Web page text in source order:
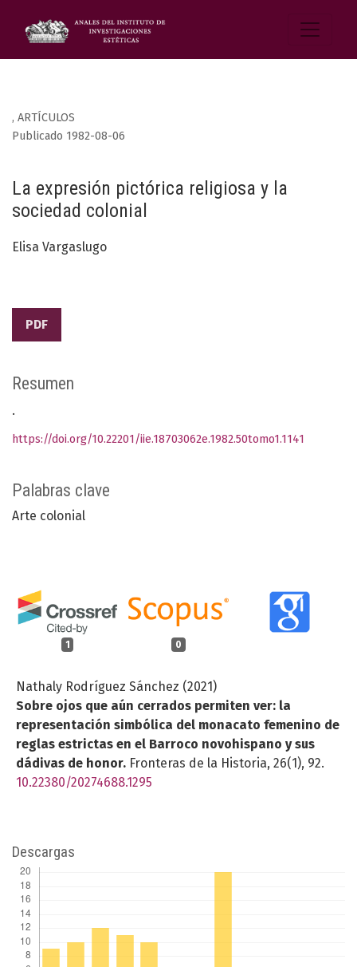
, ARTÍCULOS
La expresión pictórica religiosa y la
sociedad colonial
Publicado 1982-08-06
Elisa Vargaslugo
PDF
Palabras clave
Arte colonial
1 0
Nathaly Rodríguez Sánchez (2021)
Sobre ojos que aún cerrados permiten ver: la
representación simbólica del monacato femenino de
reglas estrictas en el Barroco novohispano y sus
dádivas de honor. Fronteras de la Historia, 26(1), 92.
10.22380/20274688.1295
Resumen
.
https://doi.org/10.22201/iie.18703062e.1982.50tomo1.1141
Descargas